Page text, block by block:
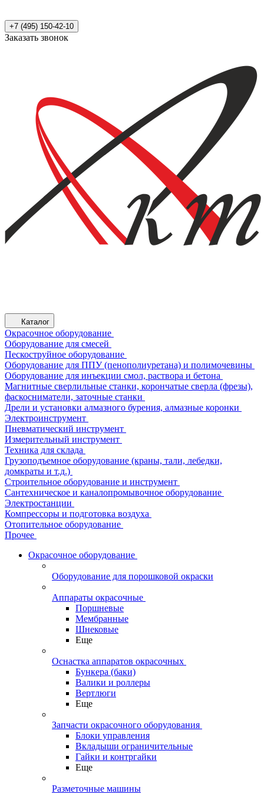
+7 (495) 150-42-10
Заказать звонок
Каталог
Окрасочное оборудование
Оборудование для смесей
Пескоструйное оборудование
Оборудование для ППУ (пенополиуретана) и полимочевины
Оборудование для инъекции смол, раствора и бетона
Магнитные сверлильные станки, корончатые сверла (фрезы),
фаскосниматели, заточные станки
Дрели и установки алмазного бурения, алмазные коронки
Электроинструмент
Пневматический инструмент
Измерительный инструмент
Техника для склада
Грузоподъемное оборудование (краны, тали, лебедки,
домкраты и т.д.)
Строительное оборудование и инструмент
Сантехническое и каналопромывочное оборудование
Электростанции
Компрессоры и подготовка воздуха
Отопительное оборудование
Прочее
Окрасочное оборудование
Оборудование для порошковой окраски
Аппараты окрасочные
Поршневые
Мембранные
Шнековые
Еще
Оснастка аппаратов окрасочных
Бункера (баки)
Валики и роллеры
Вертлюги
Еще
Запчасти окрасочного оборудования
Блоки управления
Вкладыши ограничительные
Гайки и контргайки
Еще
Разметочные машины